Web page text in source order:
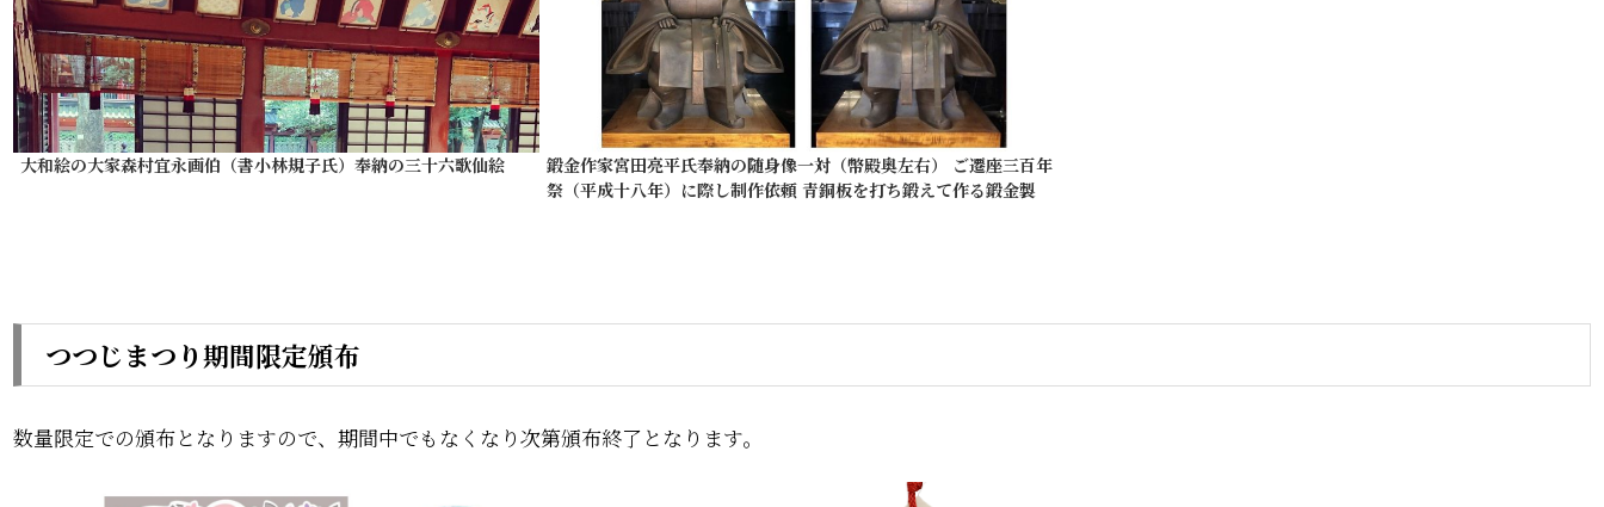
大和絵の大家森村宜永画伯（書小林規子氏）奉納の三十六歌仙絵
鍛金作家宮田亮平氏奉納の随身像一対（幣殿奥左右） ご遷座三百年
祭（平成十八年）に際し制作依頼 青銅板を打ち鍛えて作る鍛金製
つつじまつり期間限定頒布
数量限定での頒布となりますので、期間中でもなくなり次第頒布終了となります。